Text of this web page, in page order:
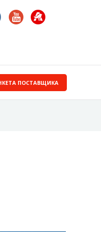
ПОСТАВЩИКА